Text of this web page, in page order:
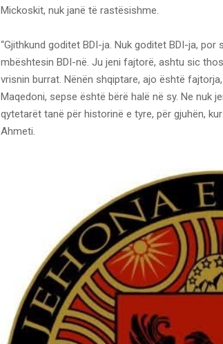
Mickoskit, nuk janë të rastësishme.
“Gjithkund goditet BDI-ja. Nuk goditet BDI-ja,
mbështesin BDI-në. Ju jeni fajtorë, ashtu sic
vrisnin burrat. Nënën shqiptare, ajo është
Maqedoni, sepse është bërë halë në sy. Ne nuk
qytetarët tanë për historinë e tyre, për gjuhën,
Ahmeti.